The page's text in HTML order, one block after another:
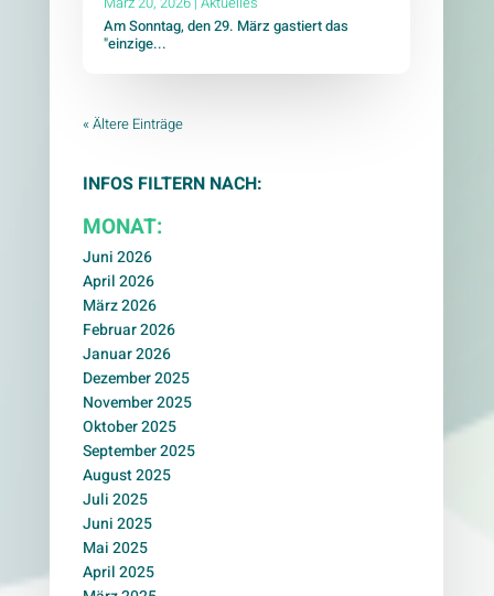
Am Sonntag, den 29. März gastiert das
"einzige...
« Ältere Einträge
INFOS FILTERN NACH:
MONAT:
Juni 2026
April 2026
März 2026
Februar 2026
Januar 2026
Dezember 2025
November 2025
Oktober 2025
September 2025
August 2025
Juli 2025
Juni 2025
Mai 2025
April 2025